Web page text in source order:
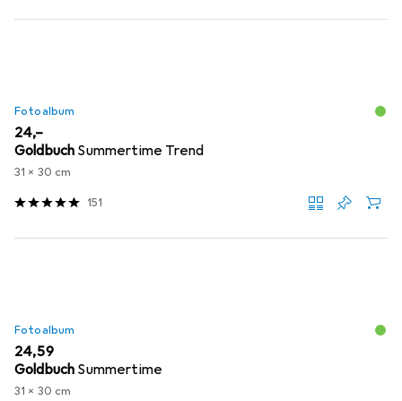
Fotoalbum
EUR
24,–
Goldbuch Summertime Trend
31 x 30 cm
151
Fotoalbum
EUR
24,59
Goldbuch Summertime
31 x 30 cm